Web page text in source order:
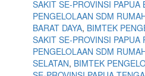
SAKIT SE-PROVINSI PAPUA
PENGELOLAAN SDM
BARAT DAYA, BIMTEK
SAKIT SE-PROVINSI PAPUA
PENGELOLAAN SDM
SELATAN, BIMTEK